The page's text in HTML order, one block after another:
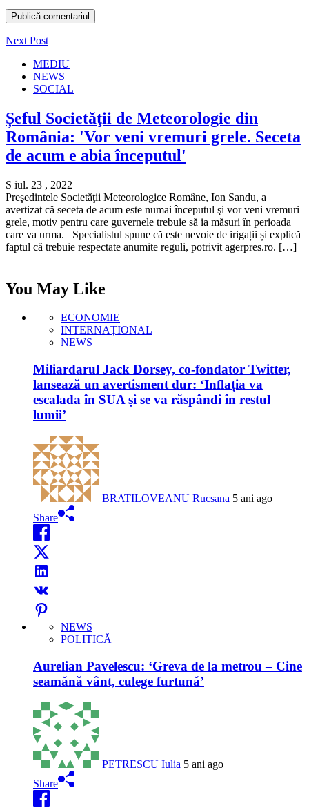
Next Post
MEDIU
NEWS
SOCIAL
Șeful Societăţii de Meteorologie din
România: 'Vor veni vremuri grele. Seceta
de acum e abia începutul'
S iul. 23 , 2022
Preşedintele Societăţii Meteorologice Române, Ion Sandu, a
avertizat că seceta de acum este numai începutul şi vor veni vremuri
grele, motiv pentru care guvernele trebuie să ia măsuri în perioada
care va urma. Specialistul spune că este nevoie de irigații și explică
faptul că trebuie respectate anumite reguli, potrivit agerpres.ro. […]
You May Like
ECONOMIE
INTERNAȚIONAL
NEWS
Miliardarul Jack Dorsey, co-fondator Twitter,
lansează un avertisment dur: ‘Inflația va
escalada în SUA și se va răspândi în restul
lumii’
BRATILOVEANU Rucsana 5 ani ago
Share
NEWS
POLITICĂ
Aurelian Pavelescu: ‘Greva de la metrou – Cine
seamănă vânt, culege furtună’
PETRESCU Iulia 5 ani ago
Share